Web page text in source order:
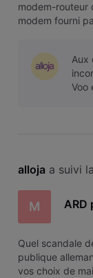
modem-routeur
modem fourni
mais surtout Il
Aux
Voo
alloja a suivi
M ARD
Quel scandale
publique
vos choix de